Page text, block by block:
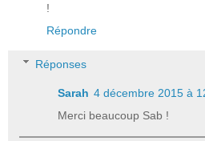
!
Répondre
Réponses
Sarah 4 décembre 2015 à
Merci beaucoup Sab !